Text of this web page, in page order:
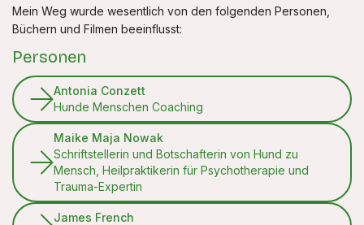
Mein Weg wurde wesentlich von den folgenden Personen,
Büchern und Filmen beeinflusst:
Personen
Antonia Conzett
Hunde Menschen Coaching
Maike Maja Nowak
Schriftstellerin und Botschafterin von Hund zu
Mensch, Heilpraktikerin für Psychotherapie und
Trauma-Expertin
James French